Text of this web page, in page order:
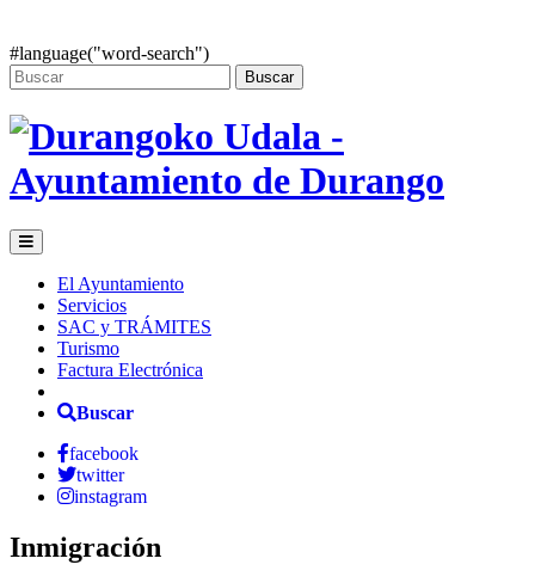
#language("word-search")
Buscar
El Ayuntamiento
Servicios
SAC y TRÁMITES
Turismo
Factura Electrónica
Buscar
facebook
twitter
instagram
Inmigración